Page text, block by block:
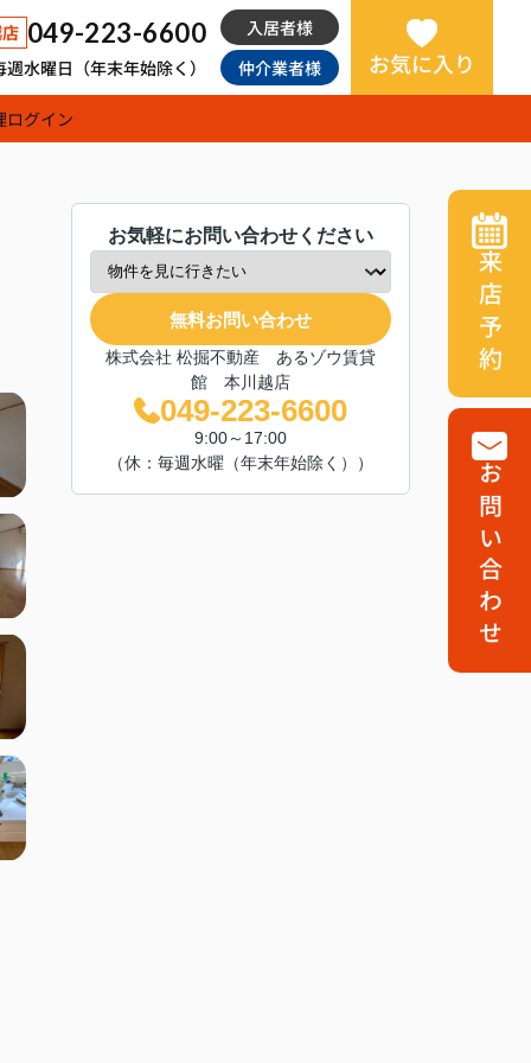
049-223-6600
水曜日（年末年始除く）
入居者様
仲介業者様
お気に入り
ログイン
お気軽にお問い合わせください
無料お問い合わせ
株式会社 松掘不動産 あるゾウ賃貸
館 本川越店
049-223-6600
9:00～17:00
（休：毎週水曜（年末年始除く））
来店予約
お問い合わせ